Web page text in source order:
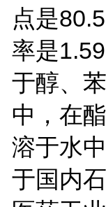
点是
率是
于醇、
中，在
溶于水
于国内